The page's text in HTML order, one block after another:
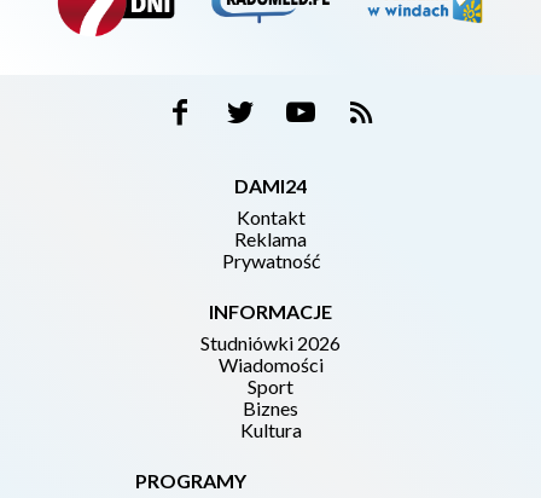
DAMI24
Kontakt
Reklama
Prywatność
INFORMACJE
Studniówki 2026
Wiadomości
Sport
Biznes
Kultura
PROGRAMY